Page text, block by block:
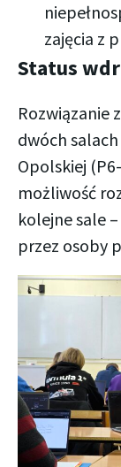
zajęcia z
Status
Rozwiązanie
dwóch
Opolskiej
możliwość
kolejne sale
przez osoby